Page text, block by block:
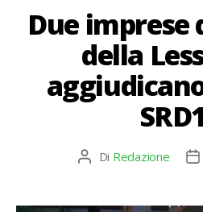
Due imprese
della
Autore
Di Redazione